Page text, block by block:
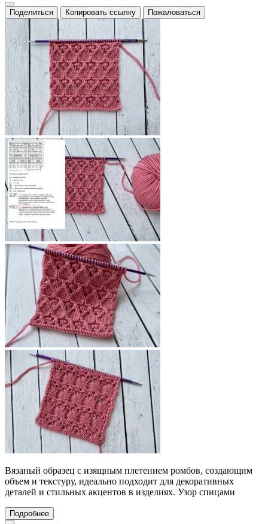
Поделиться Копировать ссылку Пожаловаться
Вязаный образец с изящным плетением ромбов, создающим
объем и текстуру, идеально подходит для декоративных
деталей и стильных акцентов в изделиях. Узор спицами
Подробнее